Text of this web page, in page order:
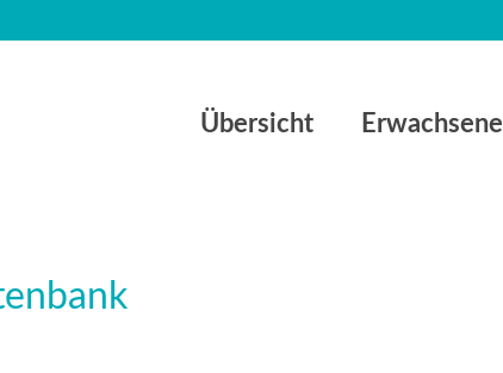
Übersicht Erwachsene